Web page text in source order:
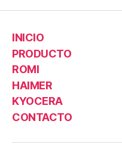
INICIO
PRODUCTO
ROMI
HAIMER
KYOCERA
CONTACTO